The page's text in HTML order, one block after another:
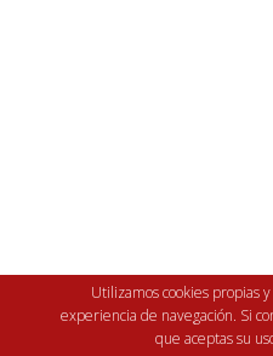
Utilizamos cookies propias
experiencia de navegación. Si
que aceptas su
Ver descripción ampliada